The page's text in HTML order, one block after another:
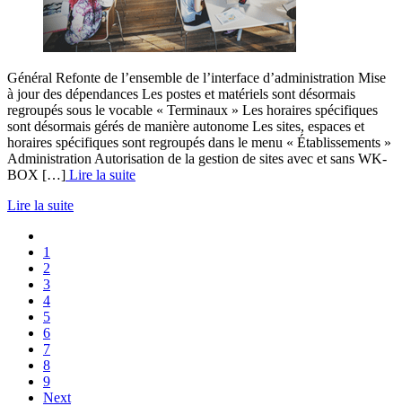
Général Refonte de l’ensemble de l’interface d’administration Mise
à jour des dépendances Les postes et matériels sont désormais
regroupés sous le vocable « Terminaux » Les horaires spécifiques
sont désormais gérés de manière autonome Les sites, espaces et
horaires spécifiques sont regroupés dans le menu « Établissements »
Administration Autorisation de la gestion de sites avec et sans WK-
BOX […] Lire la suite
Lire la suite
1
2
3
4
5
6
7
8
9
Next